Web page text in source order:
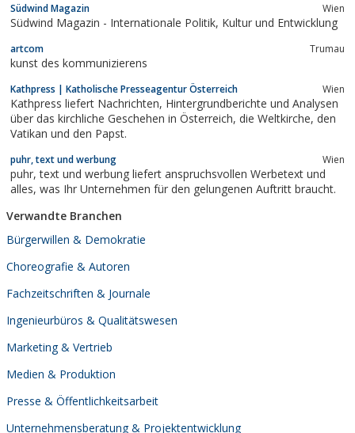
Südwind Magazin Wien
Südwind Magazin - Internationale Politik, Kultur und Entwicklung
artcom Trumau
kunst des kommunizierens
Kathpress | Katholische Presseagentur Österreich Wien
Kathpress liefert Nachrichten, Hintergrundberichte und Analysen
über das kirchliche Geschehen in Österreich, die Weltkirche, den
Vatikan und den Papst.
puhr, text und werbung Wien
puhr, text und werbung liefert anspruchsvollen Werbetext und
alles, was Ihr Unternehmen für den gelungenen Auftritt braucht.
Verwandte Branchen
Bürgerwillen & Demokratie
Choreografie & Autoren
Fachzeitschriften & Journale
Ingenieurbüros & Qualitätswesen
Marketing & Vertrieb
Medien & Produktion
Presse & Öffentlichkeitsarbeit
Unternehmensberatung & Projektentwicklung